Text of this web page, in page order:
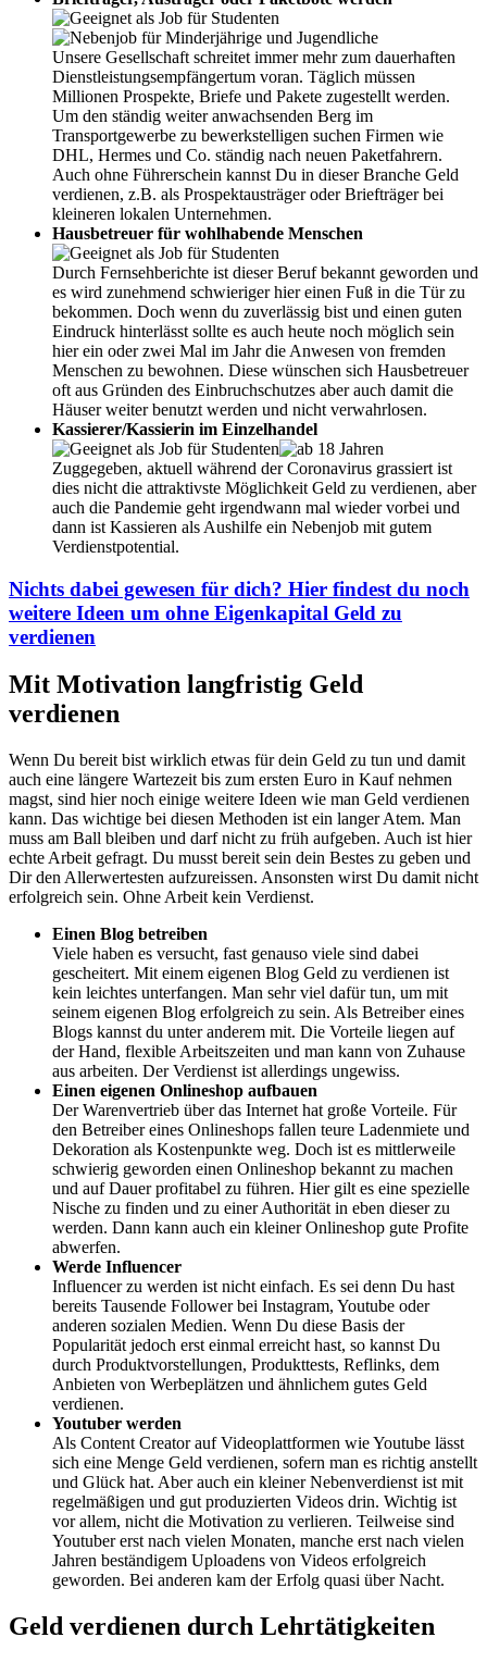
Unsere Gesellschaft schreitet immer mehr zum dauerhaften
Dienstleistungsempfängertum voran. Täglich müssen
Millionen Prospekte, Briefe und Pakete zugestellt werden.
Um den ständig weiter anwachsenden Berg im
Transportgewerbe zu bewerkstelligen suchen Firmen wie
DHL, Hermes und Co. ständig nach neuen Paketfahrern.
Auch ohne Führerschein kannst Du in dieser Branche Geld
verdienen, z.B. als Prospektausträger oder Briefträger bei
kleineren lokalen Unternehmen.
Hausbetreuer für wohlhabende Menschen
Durch Fernsehberichte ist dieser Beruf bekannt geworden und
es wird zunehmend schwieriger hier einen Fuß in die Tür zu
bekommen. Doch wenn du zuverlässig bist und einen guten
Eindruck hinterlässt sollte es auch heute noch möglich sein
hier ein oder zwei Mal im Jahr die Anwesen von fremden
Menschen zu bewohnen. Diese wünschen sich Hausbetreuer
oft aus Gründen des Einbruchschutzes aber auch damit die
Häuser weiter benutzt werden und nicht verwahrlosen.
Kassierer/Kassierin im Einzelhandel
Zuggegeben, aktuell während der Coronavirus grassiert ist
dies nicht die attraktivste Möglichkeit Geld zu verdienen, aber
auch die Pandemie geht irgendwann mal wieder vorbei und
dann ist Kassieren als Aushilfe ein Nebenjob mit gutem
Verdienstpotential.
Nichts dabei gewesen für dich? Hier findest du noch
weitere Ideen um ohne Eigenkapital Geld zu
verdienen
Mit Motivation langfristig Geld
verdienen
Wenn Du bereit bist wirklich etwas für dein Geld zu tun und damit
auch eine längere Wartezeit bis zum ersten Euro in Kauf nehmen
magst, sind hier noch einige weitere Ideen wie man Geld verdienen
kann. Das wichtige bei diesen Methoden ist ein langer Atem. Man
muss am Ball bleiben und darf nicht zu früh aufgeben. Auch ist hier
echte Arbeit gefragt. Du musst bereit sein dein Bestes zu geben und
Dir den Allerwertesten aufzureissen. Ansonsten wirst Du damit nicht
erfolgreich sein. Ohne Arbeit kein Verdienst.
Einen Blog betreiben
Viele haben es versucht, fast genauso viele sind dabei
gescheitert. Mit einem eigenen Blog Geld zu verdienen ist
kein leichtes unterfangen. Man sehr viel dafür tun, um mit
seinem eigenen Blog erfolgreich zu sein. Als Betreiber eines
Blogs kannst du unter anderem mit. Die Vorteile liegen auf
der Hand, flexible Arbeitszeiten und man kann von Zuhause
aus arbeiten. Der Verdienst ist allerdings ungewiss.
Einen eigenen Onlineshop aufbauen
Der Warenvertrieb über das Internet hat große Vorteile. Für
den Betreiber eines Onlineshops fallen teure Ladenmiete und
Dekoration als Kostenpunkte weg. Doch ist es mittlerweile
schwierig geworden einen Onlineshop bekannt zu machen
und auf Dauer profitabel zu führen. Hier gilt es eine spezielle
Nische zu finden und zu einer Authorität in eben dieser zu
werden. Dann kann auch ein kleiner Onlineshop gute Profite
abwerfen.
Werde Influencer
Influencer zu werden ist nicht einfach. Es sei denn Du hast
bereits Tausende Follower bei Instagram, Youtube oder
anderen sozialen Medien. Wenn Du diese Basis der
Popularität jedoch erst einmal erreicht hast, so kannst Du
durch Produktvorstellungen, Produkttests, Reflinks, dem
Anbieten von Werbeplätzen und ähnlichem gutes Geld
verdienen.
Youtuber werden
Als Content Creator auf Videoplattformen wie Youtube lässt
sich eine Menge Geld verdienen, sofern man es richtig anstellt
und Glück hat. Aber auch ein kleiner Nebenverdienst ist mit
regelmäßigen und gut produzierten Videos drin. Wichtig ist
vor allem, nicht die Motivation zu verlieren. Teilweise sind
Youtuber erst nach vielen Monaten, manche erst nach vielen
Jahren beständigem Uploadens von Videos erfolgreich
geworden. Bei anderen kam der Erfolg quasi über Nacht.
Geld verdienen durch Lehrtätigkeiten